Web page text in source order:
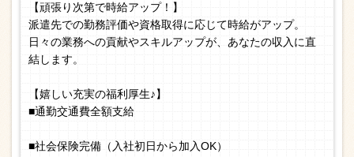
【頑張り次第で時給アップ！】
派遣先での勤務評価や資格取得に応じて時給がアップ。
日々の業務への貢献やスキルアップが、あなたの収入に直
結します。
【嬉しい充実の福利厚生♪】
■通勤交通費全額支給
■社会保険完備（入社初日から加入OK）